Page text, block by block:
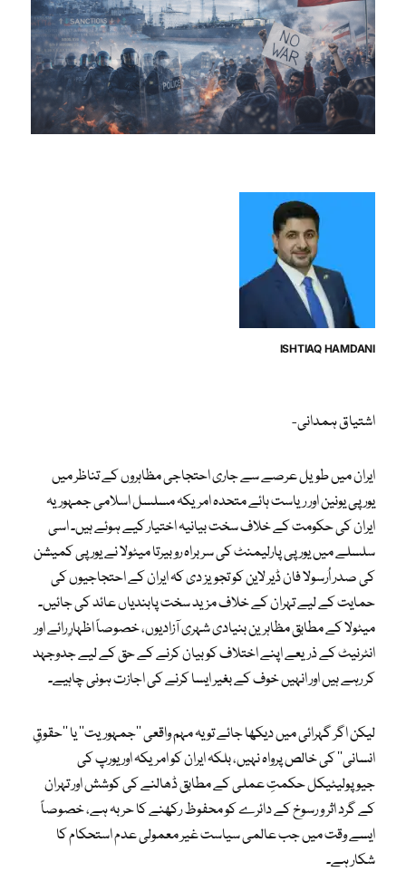
ISHTIAQ HAMDANI
اشتیاق ہمدانی-
ایران میں طویل عرصے سے جاری احتجاجی مظاہروں کے تناظر میں
یورپی یونین اور ریاست ہائے متحدہ امریکہ مسلسل اسلامی جمہوریہ
ایران کی حکومت کے خلاف سخت بیانیہ اختیار کیے ہوئے ہیں۔ اسی
سلسلے میں یورپی پارلیمنٹ کی سربراہ روبیرتا میٹولا نے یورپی کمیشن
کی صدر اُرسولا فان ڈیر لاین کو تجویز دی کہ ایران کے احتجاجیوں کی
حمایت کے لیے تہران کے خلاف مزید سخت پابندیاں عائد کی جائیں۔
میٹولا کے مطابق مظاہرین بنیادی شہری آزادیوں، خصوصاً اظہارِ رائے اور
انٹرنیٹ کے ذریعے اپنے اختلاف کو بیان کرنے کے حق کے لیے جدوجہد
کر رہے ہیں اور انہیں خوف کے بغیر ایسا کرنے کی اجازت ہونی چاہیے۔
لیکن اگر گہرائی میں دیکھا جائے تو یہ مہم واقعی ’’جمہوریت‘‘ یا ’’حقوقِ
انسانی‘‘ کی خالص پرواہ نہیں، بلکہ ایران کو امریکہ اور یورپ کی
جیوپولیٹیکل حکمتِ عملی کے مطابق ڈھالنے کی کوشش اور تہران
کے گرد اثر و رسوخ کے دائرے کو محفوظ رکھنے کا حربہ ہے، خصوصاً
ایسے وقت میں جب عالمی سیاست غیر معمولی عدم استحکام کا
شکار ہے۔